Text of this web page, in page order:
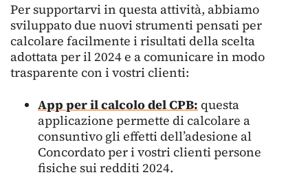
Per supportarvi in questa attività, abbiamo
sviluppato due nuovi strumenti pensati per
calcolare facilmente i risultati della scelta
adottata per il 2024 e a comunicare in modo
trasparente con i vostri clienti:
App per il calcolo del CPB: questa
applicazione permette di calcolare a
consuntivo gli effetti dell’adesione al
Concordato per i vostri clienti persone
fisiche sui redditi 2024.